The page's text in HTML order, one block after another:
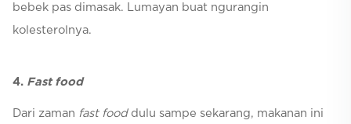
bebek pas dimasak. Lumayan buat ngurangin
kolesterolnya.
4. Fast food
Dari zaman fast food dulu sampe sekarang, makanan ini